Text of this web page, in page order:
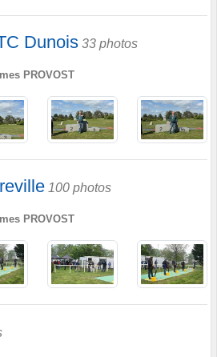
Dunois 33 photos
PROVOST
100 photos
PROVOST